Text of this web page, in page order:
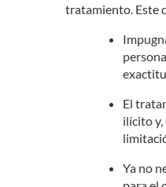
tratamiento. Este
El
ilícito y,
Ya no